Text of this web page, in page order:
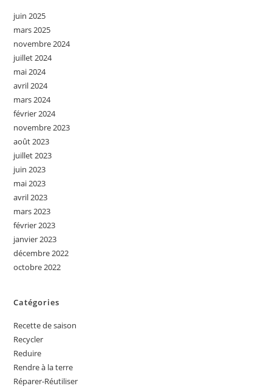
juin 2025
mars 2025
novembre 2024
juillet 2024
mai 2024
avril 2024
mars 2024
février 2024
novembre 2023
août 2023
juillet 2023
juin 2023
mai 2023
avril 2023
mars 2023
février 2023
janvier 2023
décembre 2022
octobre 2022
Catégories
Recette de saison
Recycler
Reduire
Rendre à la terre
Réparer-Réutiliser